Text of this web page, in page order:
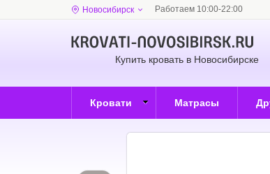
Новосибирск Работаем 10:00-22:00
Купить кровать в Новосибирске
Кровати Матрасы